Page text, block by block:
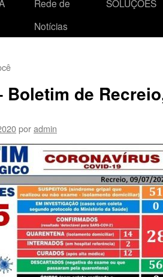
Rede de
Notícias
SOLUÇÕES
Boletim de
poradmin